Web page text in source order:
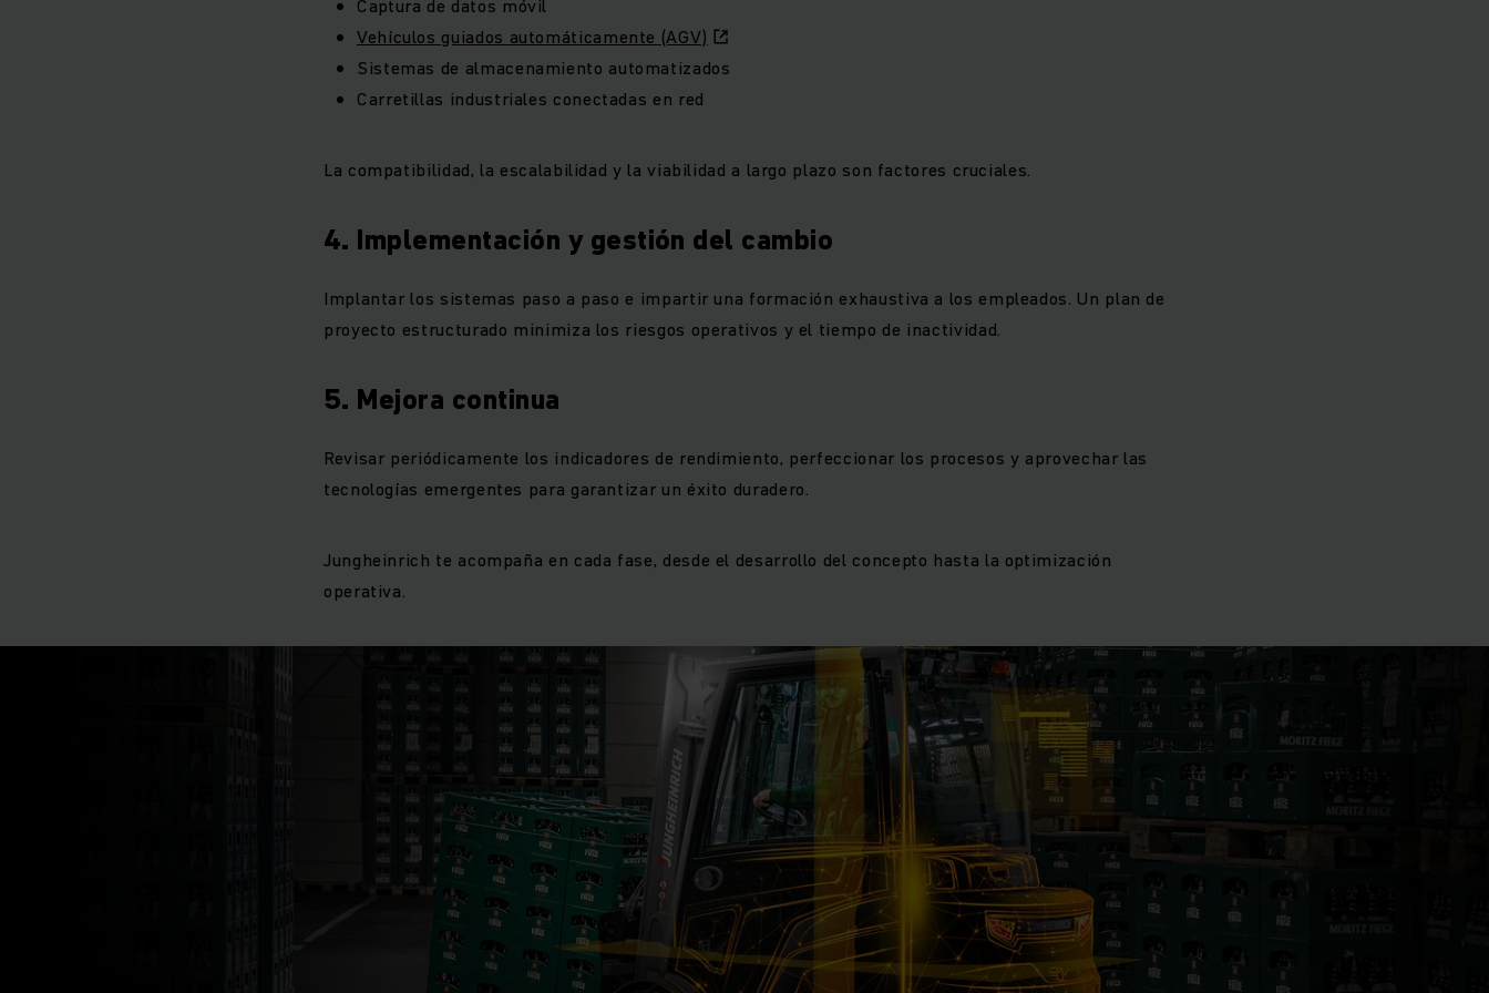
Captura de datos móvil
Vehículos guiados automáticamente (AGV)
Sistemas de almacenamiento automatizados
Carretillas industriales conectadas en red
La compatibilidad, la escalabilidad y la viabilidad a largo plazo son factores cruciales.
4. Implementación y gestión del cambio
Implantar los sistemas paso a paso e impartir una formación exhaustiva a los empleados. Un plan de
proyecto estructurado minimiza los riesgos operativos y el tiempo de inactividad.
5. Mejora continua
Revisar periódicamente los indicadores de rendimiento, perfeccionar los procesos y aprovechar las
tecnologías emergentes para garantizar un éxito duradero.
Jungheinrich te acompaña en cada fase, desde el desarrollo del concepto hasta la optimización
operativa.